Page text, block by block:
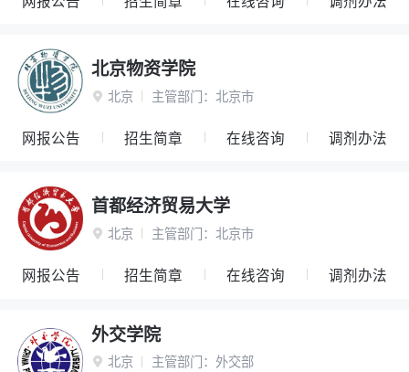
北京物资学院
 北京 主管部门： 北京市
网报公告 招生简章 在线咨询 调剂办法
首都经济贸易大学
 北京 主管部门： 北京市
网报公告 招生简章 在线咨询 调剂办法
外交学院
 北京 主管部门： 外交部